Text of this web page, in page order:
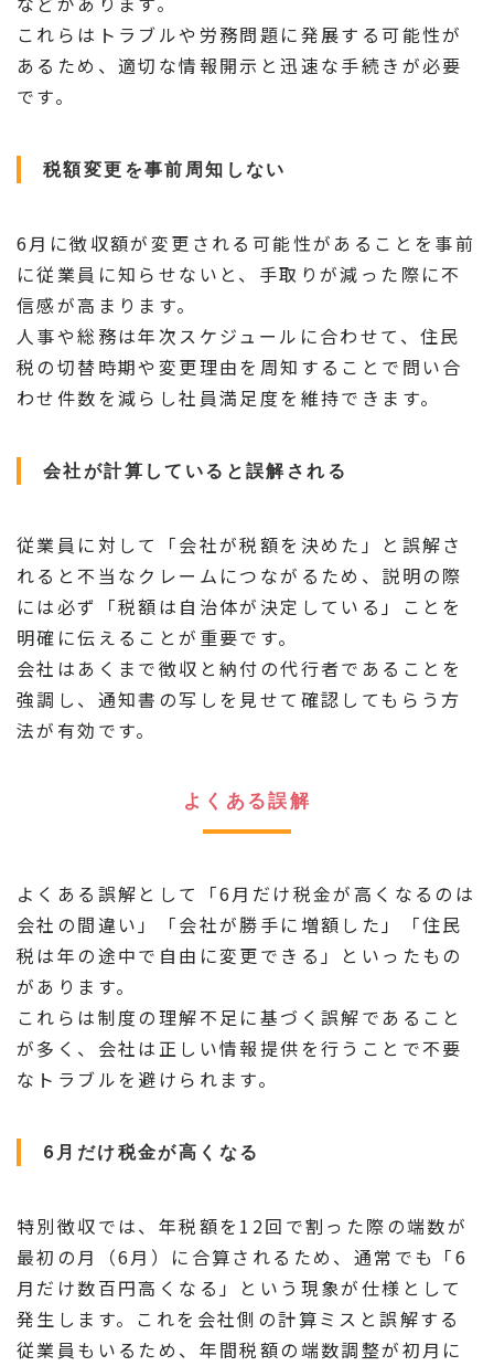
これらはトラブルや労務問題に発展する可能性が
あるため、適切な情報開示と迅速な手続きが必要
です。
税額変更を事前周知しない
6月に徴収額が変更される可能性があることを事前
に従業員に知らせないと、手取りが減った際に不
信感が高まります。
人事や総務は年次スケジュールに合わせて、住民
税の切替時期や変更理由を周知することで問い合
わせ件数を減らし社員満足度を維持できます。
会社が計算していると誤解される
従業員に対して「会社が税額を決めた」と誤解さ
れると不当なクレームにつながるため、説明の際
には必ず「税額は自治体が決定している」ことを
明確に伝えることが重要です。
会社はあくまで徴収と納付の代行者であることを
強調し、通知書の写しを見せて確認してもらう方
法が有効です。
よくある誤解
よくある誤解として「6月だけ税金が高くなるのは
会社の間違い」「会社が勝手に増額した」「住民
税は年の途中で自由に変更できる」といったもの
があります。
これらは制度の理解不足に基づく誤解であること
が多く、会社は正しい情報提供を行うことで不要
なトラブルを避けられます。
6月だけ税金が高くなる
特別徴収では、年税額を12回で割った際の端数が
最初の月（6月）に合算されるため、通常でも「6
月だけ数百円高くなる」という現象が仕様として
発生します。これを会社側の計算ミスと誤解する
従業員もいるため、年間税額の端数調整が初月に